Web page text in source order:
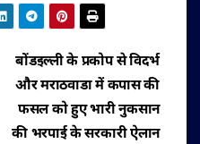
बोंडइल्ली के प्रकोप से विदर्भ
और मराठवाडा में कपास की
फसल को हुए भारी नुकसान
की भरपाई के सरकारी ऐलान